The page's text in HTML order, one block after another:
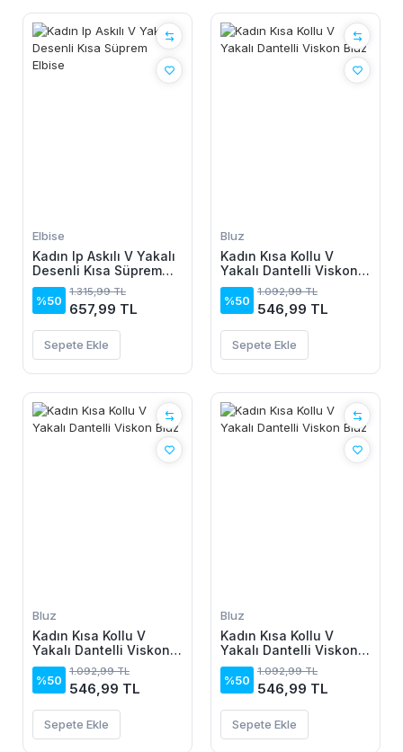
Elbise
Kadın Ip Askılı V Yakalı
Desenli Kısa Süprem
Elbise
%50
1.315,99 TL
657,99 TL
Sepete Ekle
Bluz
Kadın Kısa Kollu V
Yakalı Dantelli Viskon
Bluz
%50
1.092,99 TL
546,99 TL
Sepete Ekle
Bluz
Kadın Kısa Kollu V
Yakalı Dantelli Viskon
Bluz
%50
1.092,99 TL
546,99 TL
Sepete Ekle
Bluz
Kadın Kısa Kollu V
Yakalı Dantelli Viskon
Bluz
%50
1.092,99 TL
546,99 TL
Sepete Ekle